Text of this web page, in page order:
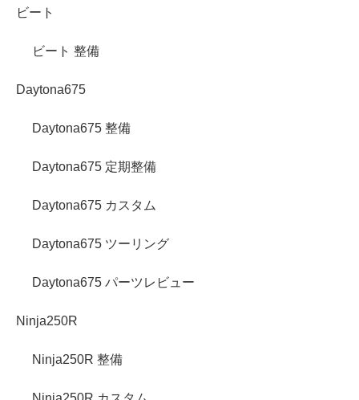
ビート
ビート 整備
Daytona675
Daytona675 整備
Daytona675 定期整備
Daytona675 カスタム
Daytona675 ツーリング
Daytona675 パーツレビュー
Ninja250R
Ninja250R 整備